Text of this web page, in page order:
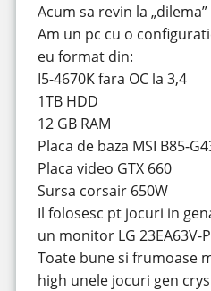
Acum sa revin la
Am un pc cu o
eu format din:
I5-4670K fara OC la 3,4
1TB HDD
12 GB RAM
Placa de baza MSI B85-
Placa video GTX 660
Sursa corsair 650W
Il folosesc pt jocuri in
un monitor LG 23EA63V-
Toate bune si frumoase
high unele jocuri gen